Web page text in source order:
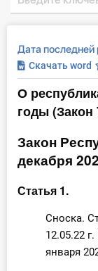
Главная ИС
Формы
Библиотека
Инструменты
Вебинары
Дата
Скачать word
О
годы (Закон
Закон
декабря
Статья 1.
Сноска.
12.05.22
января